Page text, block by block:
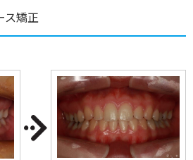
ス矯正